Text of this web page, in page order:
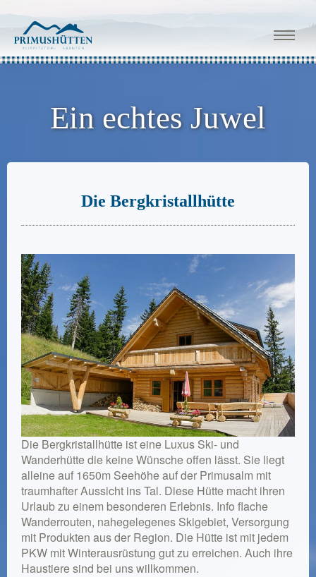
Ein echtes Juwel
Die Bergkristallhütte
Die Bergkristallhütte ist eine Luxus Ski- und
Wanderhütte die keine Wünsche offen lässt. Sie liegt
alleine auf 1650m Seehöhe auf der Primusalm mit
traumhafter Aussicht ins Tal. Diese Hütte macht ihren
Urlaub zu einem besonderen Erlebnis. Info flache
Wanderrouten, nahegelegenes Skigebiet, Versorgung
mit Produkten aus der Region. Die Hütte ist mit jedem
PKW mit Winterausrüstung gut zu erreichen. Auch ihre
Haustiere sind bei uns willkommen.